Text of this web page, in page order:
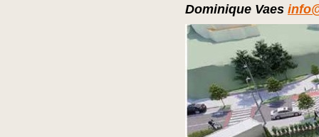
Dominique Vaes